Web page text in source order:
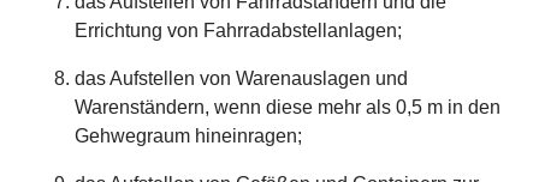
Errichtung von Fahrradabstellanlagen;
das Aufstellen von Warenauslagen und
Warenständern, wenn diese mehr als 0,5 m in den
Gehwegraum hineinragen;